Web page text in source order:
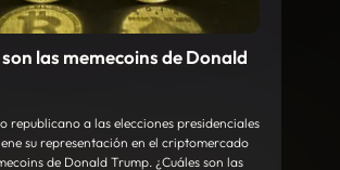
son las memecoins de Donald
republicano a las elecciones presidenciales
su representación en el criptomercado
de Donald Trump. ¿Cuáles son las